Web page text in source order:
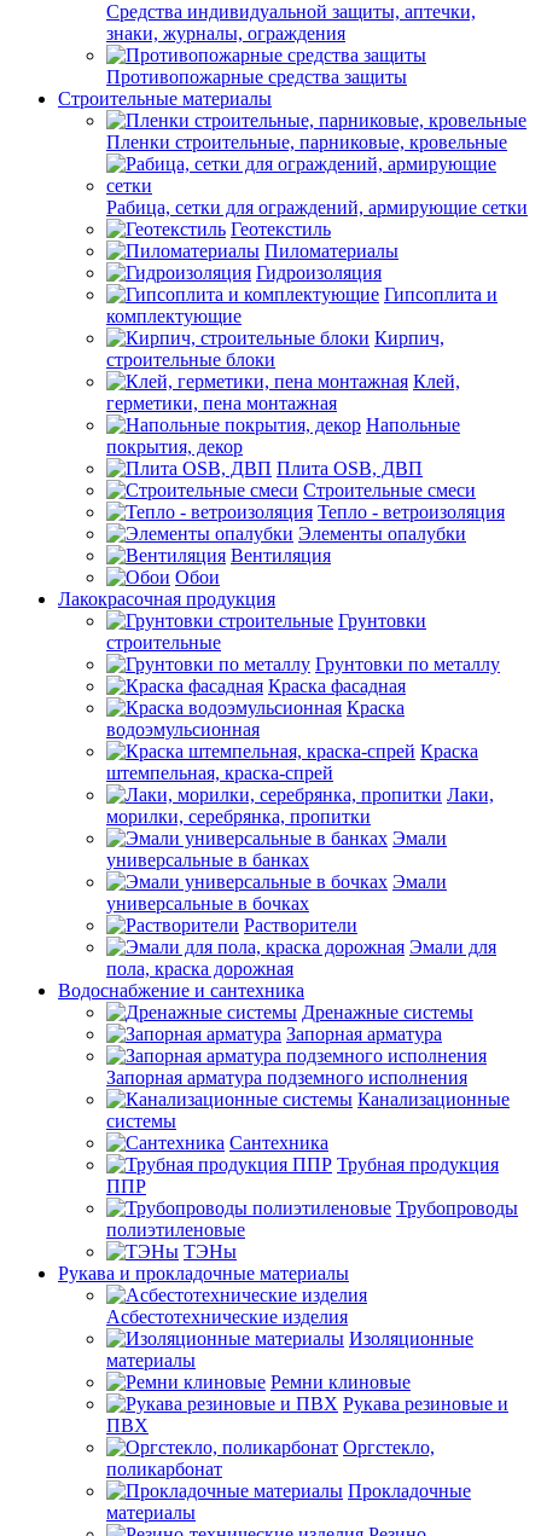
Средства индивидуальной защиты, аптечки,
знаки, журналы, ограждения
Противопожарные средства защиты
Строительные материалы
Пленки строительные, парниковые, кровельные
Рабица, сетки для ограждений, армирующие сетки
Геотекстиль
Пиломатериалы
Гидроизоляция
Гипсоплита и
комплектующие
Кирпич,
строительные блоки
Клей,
герметики, пена монтажная
Напольные
покрытия, декор
Плита OSB, ДВП
Строительные смеси
Тепло - ветроизоляция
Элементы опалубки
Вентиляция
Обои
Лакокрасочная продукция
Грунтовки
строительные
Грунтовки по металлу
Краска фасадная
Краска
водоэмульсионная
Краска
штемпельная, краска-спрей
Лаки,
морилки, серебрянка, пропитки
Эмали
универсальные в банках
Эмали
универсальные в бочках
Растворители
Эмали для
пола, краска дорожная
Водоснабжение и сантехника
Дренажные системы
Запорная арматура
Запорная арматура подземного исполнения
Канализационные
системы
Сантехника
Трубная продукция
ППР
Трубопроводы
полиэтиленовые
ТЭНы
Рукава и прокладочные материалы
Асбестотехнические изделия
Изоляционные
материалы
Ремни клиновые
Рукава резиновые и
ПВХ
Оргстекло,
поликарбонат
Прокладочные
материалы